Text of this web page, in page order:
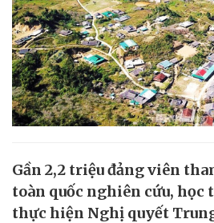
Gần 2,2 triệu đảng viên
toàn quốc nghiên cứu, học
thực hiện Nghị quyết